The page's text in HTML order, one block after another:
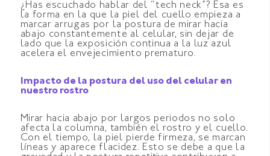
¿Has escuchado hablar del “tech neck”? Esa es
la forma en la que la piel del cuello empieza a
marcar arrugas por la postura de mirar hacia
abajo constantemente al celular, sin dejar de
lado que la exposición continua a la luz azul
acelera el envejecimiento prematuro.
Impacto de la postura del uso del celular en
nuestro rostro
Mirar hacia abajo por largos periodos no solo
afecta la columna, también el rostro y el cuello.
Con el tiempo, la piel pierde firmeza, se marcan
líneas y aparece flacidez. Esto se debe a que la